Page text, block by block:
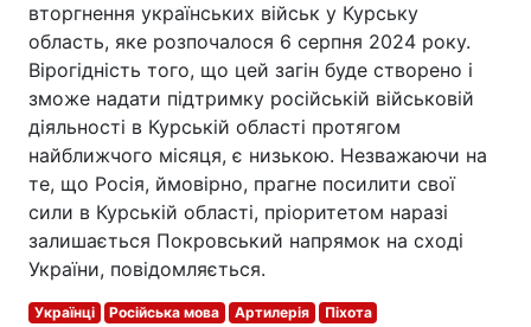
вторгнення українських військ у Курську
область, яке розпочалося 6 серпня 2024 року.
Вірогідність того, що цей загін буде створено і
зможе надати підтримку російській військовій
діяльності в Курській області протягом
найближчого місяця, є низькою. Незважаючи на
те, що Росія, ймовірно, прагне посилити свої
сили в Курській області, пріоритетом наразі
залишається Покровський напрямок на сході
України, повідомляється.
Українці Російська мова Артилерія
Піхота